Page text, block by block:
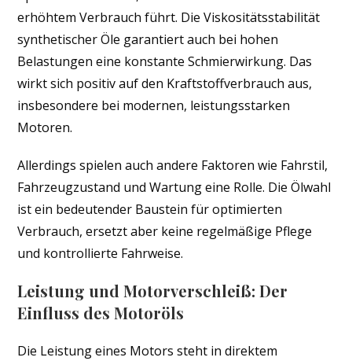
erhöhtem Verbrauch führt. Die Viskositätsstabilität
synthetischer Öle garantiert auch bei hohen
Belastungen eine konstante Schmierwirkung. Das
wirkt sich positiv auf den Kraftstoffverbrauch aus,
insbesondere bei modernen, leistungsstarken
Motoren.
Allerdings spielen auch andere Faktoren wie Fahrstil,
Fahrzeugzustand und Wartung eine Rolle. Die Ölwahl
ist ein bedeutender Baustein für optimierten
Verbrauch, ersetzt aber keine regelmäßige Pflege
und kontrollierte Fahrweise.
Leistung und Motorverschleiß: Der
Einfluss des Motoröls
Die Leistung eines Motors steht in direktem